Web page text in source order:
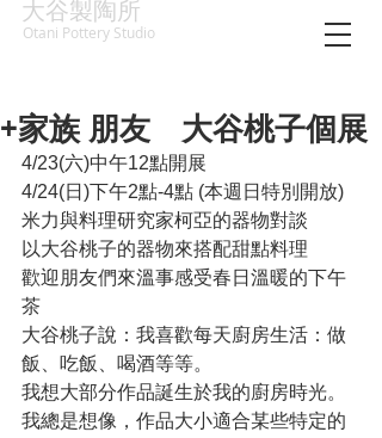
大谷製陶所
Otani Pottery Studio
+家族 朋友 大谷桃子個展
4/23(六)中午12點開展
4/24(日)下午2點-4點 (本週日特別開放)
米力與料理研究家柯亞的器物對談
以大谷桃子的器物來搭配甜點料理
歡迎朋友們來溫事感受春日溫暖的下午
茶
大谷桃子說：我喜歡每天廚房生活：做
飯、吃飯、喝酒等等。
我想大部分作品誕生於我的廚房時光。
我總是想像，作品大小適合某些特定的